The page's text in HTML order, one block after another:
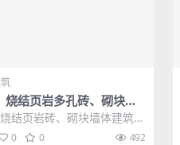
烧结页岩多孔砖、砌块墙
结页岩砖、砌块墙体建筑构
筑标准设计图集， 适用于
0 0 492